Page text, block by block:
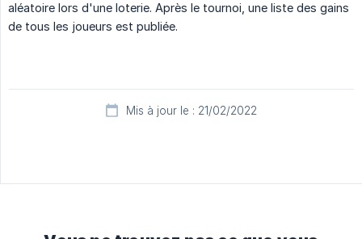
aléatoire lors d'une loterie. Après le tournoi, une liste des gains
de tous les joueurs est publiée.
Mis à jour le : 21/02/2022